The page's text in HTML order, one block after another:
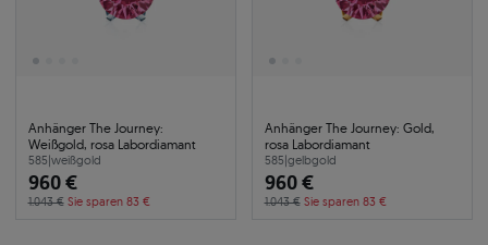
Anhänger The Journey:
Weißgold, rosa Labordiamant
585|weißgold
960 €
1.043 € Sie sparen 83 €
Anhänger The Journey: Gold,
rosa Labordiamant
585|gelbgold
960 €
1.043 € Sie sparen 83 €